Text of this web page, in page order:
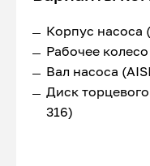
Корпус насоса
Рабочее
Вал насоса
Диск
316)